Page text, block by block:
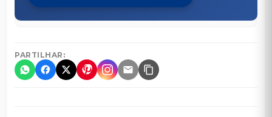
PARTILHAR: